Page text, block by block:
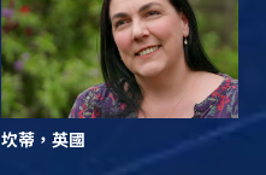
坎蒂，英國